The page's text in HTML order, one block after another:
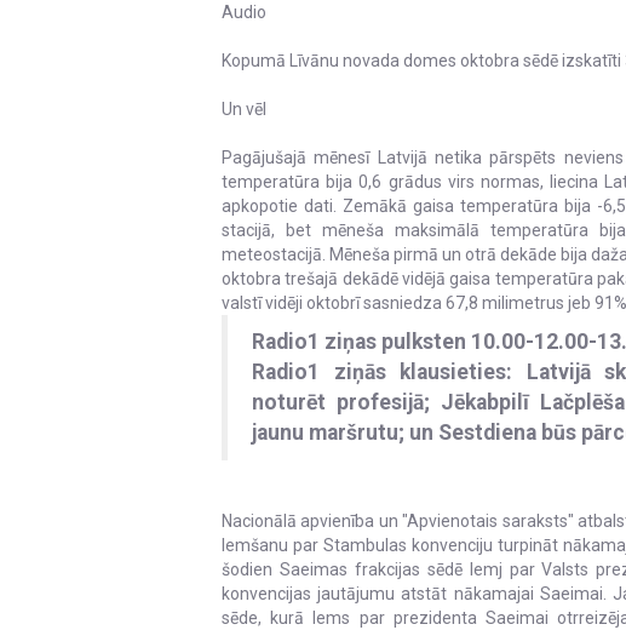
Audio
Kopumā Līvānu novada domes oktobra sēdē izskatīti
Un vēl
Pagājušajā mēnesī Latvijā netika pārspēts
temperatūra bija 0,6 grādus virs normas, liecina
apkopotie dati. Zemākā gaisa temperatūra bija -
stacijā, bet mēneša maksimālā temperatūra
meteostacijā. Mēneša pirmā un otrā dekāde bija
oktobra trešajā dekādē vidējā gaisa temperatūra
valstī vidēji oktobrī sasniedza 67,8 milimetrus jeb
Radio1 ziņas pulksten 10.00-12.00-
Radio1 ziņās klausieties: Latvijā
noturēt profesijā; Jēkabpilī
jaunu maršrutu; un Sestdiena būs
Nacionālā apvienība un "Apvienotais saraksts"
lemšanu par Stambulas konvenciju turpināt
šodien Saeimas frakcijas sēdē lemj par Valsts
konvencijas jautājumu atstāt nākamajai Saeimai.
sēde, kurā lems par prezidenta Saeimai